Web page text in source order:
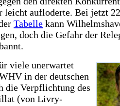
leicht aufloderte. Bei jetzt
Tabelle kann
doch die Gefahr der
viele unerwartet
in der deutschen
die Verpflichtung des
(von Livry-